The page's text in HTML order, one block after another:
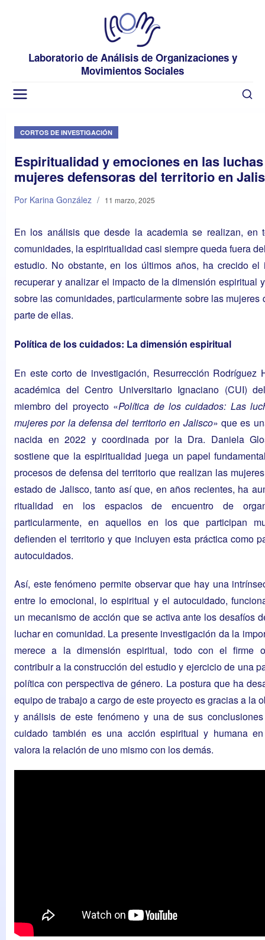
Laboratorio de Análisis de Organizaciones y
Movimientos Sociales
CORTOS DE INVESTIGACIÓN
Espiritualidad y emociones en las
mujeres defensoras del territorio en
Por Karina González / 11 marzo, 2025
En los análisis que desde la academia se realizan, en
comunidades, la espiritualidad casi siempre queda fuera
estudio. No obstante, en los últimos años, ha crecido el
recuperar y analizar el impacto de la dimensión espiritual
sobre las comunidades, particularmente sobre las mujeres
parte de ellas.
Política de los cuidados: La dimensión espiritual
En este corto de investigación, Resurrección Rodríguez
académica del Centro Universitario Ignaciano (CUI)
miembro del proyecto «Política de los cuidados: Las
mujeres por la defensa del territorio en Jalisco» que es
nacida en 2022 y coordinada por la Dra. Daniela
sostiene que la espiritualidad juega un papel
procesos de defensa del territorio que realizan las
estado de Jalisco, tanto así que, en años recientes, ha
ritualidad en los espacios de encuentro de
particularmente, en aquellos en los que participan
defienden el territorio y que incluyen esta práctica como
autocuidados.
Así, este fenómeno permite observar que hay una
entre lo emocional, lo espiritual y el autocuidado,
un mecanismo de acción que se activa ante los desafíos
luchar en comunidad. La presente investigación da la
merece a la dimensión espiritual, todo con el firme
contribuir a la construcción del estudio y ejercicio de una
política con perspectiva de género. La postura que ha
equipo de trabajo a cargo de este proyecto es gracias a la
y análisis de este fenómeno y una de sus
cuidado también es una acción espiritual y humana
valora la relación de uno mismo con los demás.